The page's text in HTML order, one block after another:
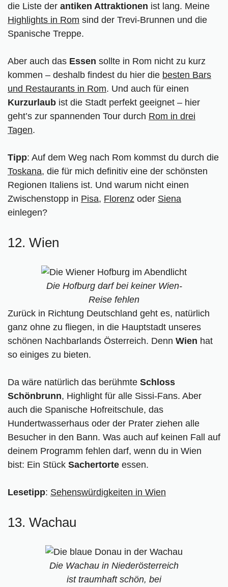
die Liste der antiken Attraktionen ist lang. Meine
Highlights in Rom sind der Trevi-Brunnen und die
Spanische Treppe.
Aber auch das Essen sollte in Rom nicht zu kurz
kommen – deshalb findest du hier die besten Bars
und Restaurants in Rom. Und auch für einen
Kurzurlaub ist die Stadt perfekt geeignet – hier
geht’s zur spannenden Tour durch Rom in drei
Tagen.
Tipp: Auf dem Weg nach Rom kommst du durch die
Toskana, die für mich definitiv eine der schönsten
Regionen Italiens ist. Und warum nicht einen
Zwischenstopp in Pisa, Florenz oder Siena
einlegen?
12. Wien
Die Hofburg darf bei keiner Wien-
Reise fehlen
Zurück in Richtung Deutschland geht es, natürlich
ganz ohne zu fliegen, in die Hauptstadt unseres
schönen Nachbarlands Österreich. Denn Wien hat
so einiges zu bieten.
Da wäre natürlich das berühmte Schloss
Schönbrunn, Highlight für alle Sissi-Fans. Aber
auch die Spanische Hofreitschule, das
Hundertwasserhaus oder der Prater ziehen alle
Besucher in den Bann. Was auch auf keinen Fall auf
deinem Programm fehlen darf, wenn du in Wien
bist: Ein Stück Sachertorte essen.
Lesetipp: Sehenswürdigkeiten in Wien
13. Wachau
Die Wachau in Niederösterreich
ist traumhaft schön, bei